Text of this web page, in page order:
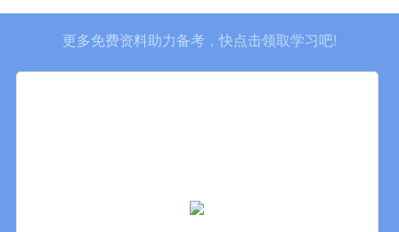
更多免费资料助力备考，快点击领取学习吧!